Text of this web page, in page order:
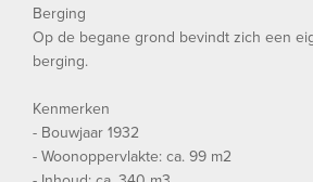
Berging
Op de begane grond bevindt zich een
berging.
Kenmerken
- Bouwjaar 1932
- Woonoppervlakte: ca. 99 m2